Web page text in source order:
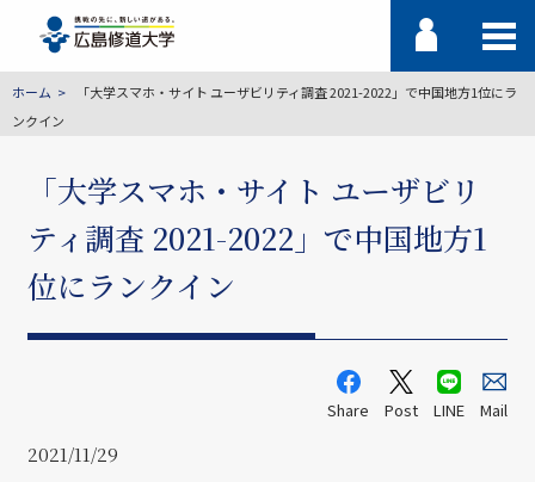
ホーム
「大学スマホ・サイト ユーザビリティ調査 2021-2022」で中国地方1位にラ
ンクイン
「大学スマホ・サイト ユーザビリ
ティ調査 2021-2022」で中国地方1
位にランクイン
Share Post LINE Mail
2021/11/29